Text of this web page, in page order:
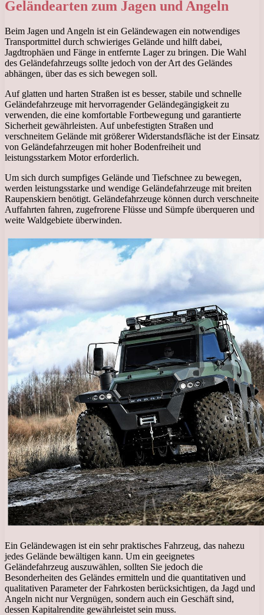
Geländearten zum Jagen und Angeln
Beim Jagen und Angeln ist ein Geländewagen ein notwendiges
Transportmittel durch schwieriges Gelände und hilft dabei,
Jagdtrophäen und Fänge in entfernte Lager zu bringen. Die Wahl
des Geländefahrzeugs sollte jedoch von der Art des Geländes
abhängen, über das es sich bewegen soll.
Auf glatten und harten Straßen ist es besser, stabile und schnelle
Geländefahrzeuge mit hervorragender Geländegängigkeit zu
verwenden, die eine komfortable Fortbewegung und garantierte
Sicherheit gewährleisten. Auf unbefestigten Straßen und
verschneitem Gelände mit größerer Widerstandsfläche ist der Einsatz
von Geländefahrzeugen mit hoher Bodenfreiheit und
leistungsstarkem Motor erforderlich.
Um sich durch sumpfiges Gelände und Tiefschnee zu bewegen,
werden leistungsstarke und wendige Geländefahrzeuge mit breiten
Raupenskiern benötigt. Geländefahrzeuge können durch verschneite
Auffahrten fahren, zugefrorene Flüsse und Sümpfe überqueren und
weite Waldgebiete überwinden.
Ein Geländewagen ist ein sehr praktisches Fahrzeug, das nahezu
jedes Gelände bewältigen kann. Um ein geeignetes
Geländefahrzeug auszuwählen, sollten Sie jedoch die
Besonderheiten des Geländes ermitteln und die quantitativen und
qualitativen Parameter der Fahrkosten berücksichtigen, da Jagd und
Angeln nicht nur Vergnügen, sondern auch ein Geschäft sind,
dessen Kapitalrendite gewährleistet sein muss.